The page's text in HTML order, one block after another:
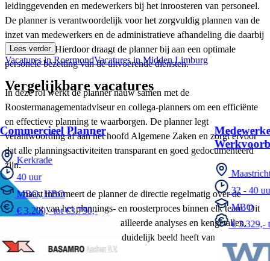
leidinggevenden en medewerkers bij het inroosteren van personeel.
De planner is verantwoordelijk voor het zorgvuldig plannen van de
inzet van medewerkers en de administratieve afhandeling die daarbij
komt kijken. Hierdoor draagt de planner bij aan een optimale
personele bezetting van de uitvoerende diensten.
In deze rol werkt de planner nauw samen met de
Roostermanagementadviseur en collega-planners om een efficiënte
en effectieve planning te waarborgen. De planner legt
verantwoording af aan het hoofd Algemene Zaken en zorgt ervoor
dat alle planningsactiviteiten transparant en goed gedocumenteerd
zijn.
Daarnaast informeert de planner de directie regelmatig over de
voortgang van het plannings- en roosterproces binnen elk team. Dit
gebeurt door middel van gedetailleerde analyses en kengetallen,
waardoor de directie altijd een duidelijk beeld heeft van de actuele
stand van zaken.
Lees verder
Vacatures in RoermondVacatures in Midden Limburg
Vergelijkbare vacatures
Commercieel Planner
Kerkrade
40 uur
MBO, HBO
€ 3.200,- tot €3.750,-
32 - 40
MBO
€ 3.329,-